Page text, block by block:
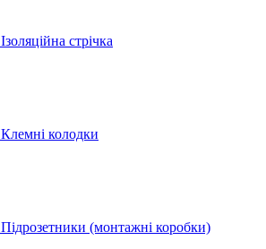
Ізоляційна стрічка
Клемні колодки
Підрозетники (монтажні коробки)